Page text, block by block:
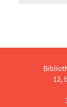
12,